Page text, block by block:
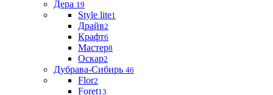
Дера 19
Style lite1
Драйв2
Крафт6
Мастер8
Оскар2
Дубрава-Сибирь 46
Flor2
Foret13